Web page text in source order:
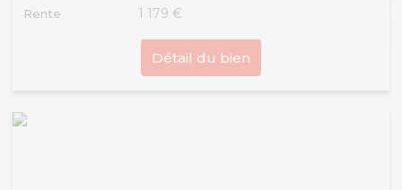
Rente 1 179 €
Détail du bien